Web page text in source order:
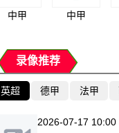
中甲 中甲
录像推荐
英超 德甲 法甲
2026-07-17 10:00